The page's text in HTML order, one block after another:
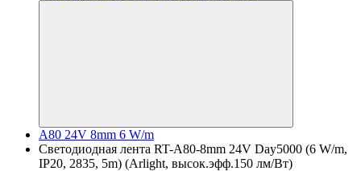
A80 24V 8mm 6 W/m
Светодиодная лента RT-A80-8mm 24V Day5000 (6 W/m,
IP20, 2835, 5m) (Arlight, высок.эфф.150 лм/Вт)